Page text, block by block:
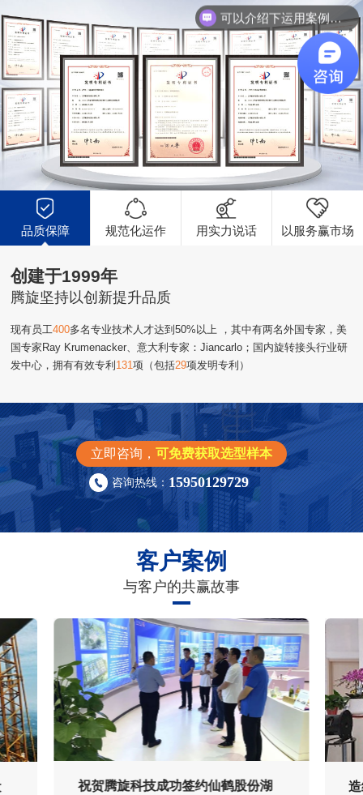
品质保障 规范化运作 用实力说话 以服务赢市场
创建于1999年
腾旋坚持以创新提升品质
现有员工400多名专业技术人才达到50%以上 ，其中有两名外国专家，美
国专家Ray Krumenacker、意大利专家：Jiancarlo；国内旋转接头行业研
发中心，拥有有效专利 131项（包括29项发明专利）
立即咨询， 可免费获取选型样本
咨询热线：15950129729
客户案例
与客户的共赢故事
祝贺腾旋科技成功签约仙鹤股份湖